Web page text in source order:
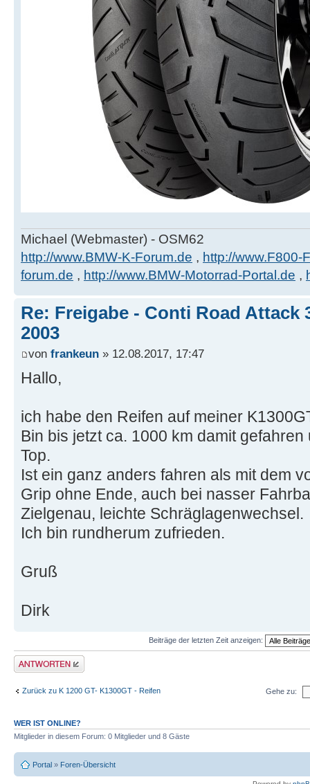
Michael (Webmaster) - OSM62
http://www.BMW-K-Forum.de , http://www.F800-
forum.de , http://www.BMW-Motorrad-Portal.de ,
Re: Freigabe - Conti Road Attack
2003
von frankeun » 12.08.2017, 17:47
Hallo,
ich habe den Reifen auf meiner
Bin bis jetzt ca. 1000 km damit
Top.
Ist ein ganz anders fahren als mit dem
Grip ohne Ende, auch bei nasser
Zielgenau, leichte Schräglagenwechsel.
Ich bin rundherum zufrieden.
Gruß
Dirk
Beiträge der letzten Zeit anzeigen:
Antwort schreiben
Zurück zu K 1200 GT- K1300GT - Reifen Gehe zu:
WER IST ONLINE?
Mitglieder in diesem Forum: 0 Mitglieder und 8 Gäste
Portal » Foren-Übersicht